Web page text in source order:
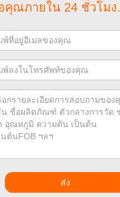
คุณภายใน 24 ชั่วโมง.
ส่ง